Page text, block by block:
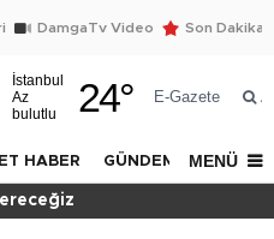
DamgaTv Video Son Dakika
İstanbul
Az
bulutlu
24° E-Gazete
HABER GÜNDEM DÜNYA
MENÜ
12. yılı